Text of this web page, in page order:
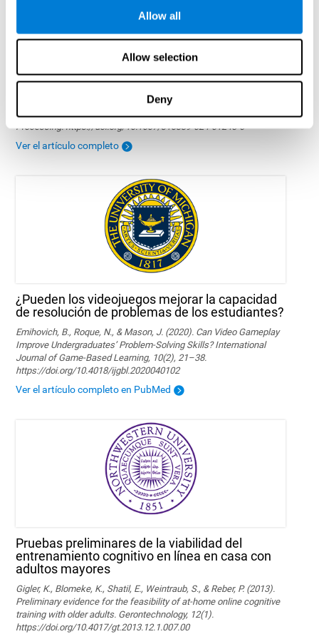
Allow all
Allow selection
Deny
rendimiento al volante
Tapia, J. L., Sánchez-Borda, D., & Duñabeitia, J. A. (2024). The
effects of cognitive training on driving performance. Cognitive
Processing. https://doi.org/10.1007/s10339-024-01245-6
Ver el artículo completo
¿Pueden los videojuegos mejorar la capacidad
de resolución de problemas de los estudiantes?
Emihovich, B., Roque, N., & Mason, J. (2020). Can Video Gameplay
Improve Undergraduates’ Problem-Solving Skills? International
Journal of Game-Based Learning, 10(2), 21–38.
https://doi.org/10.4018/ijgbl.2020040102
Ver el artículo completo en PubMed
Pruebas preliminares de la viabilidad del
entrenamiento cognitivo en línea en casa con
adultos mayores
Gigler, K., Blomeke, K., Shatil, E., Weintraub, S., & Reber, P. (2013).
Preliminary evidence for the feasibility of at-home online cognitive
training with older adults. Gerontechnology, 12(1).
https://doi.org/10.4017/gt.2013.12.1.007.00